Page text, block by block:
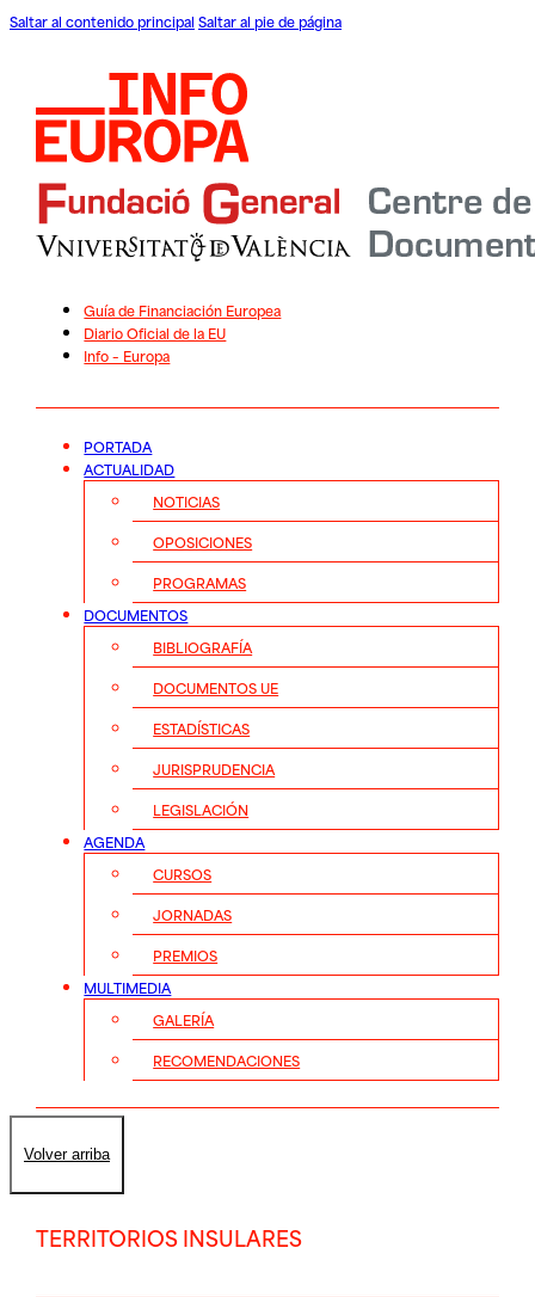
Saltar al contenido principal Saltar al pie de página
Guía de Financiación Europea
Diario Oficial de la EU
Info – Europa
PORTADA
ACTUALIDAD
NOTICIAS
OPOSICIONES
PROGRAMAS
DOCUMENTOS
BIBLIOGRAFÍA
DOCUMENTOS UE
ESTADÍSTICAS
JURISPRUDENCIA
LEGISLACIÓN
AGENDA
CURSOS
JORNADAS
PREMIOS
MULTIMEDIA
GALERÍA
RECOMENDACIONES
Volver arriba
TERRITORIOS INSULARES